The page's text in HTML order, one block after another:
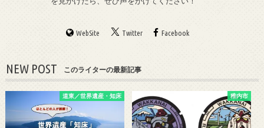
WebSite Twitter Facebook
NEW POST このライターの最新記事
道東／世界遺産・知床 稚内市